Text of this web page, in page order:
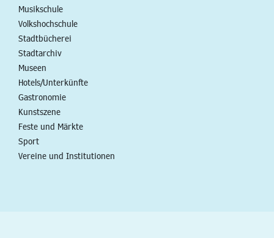
Musikschule
Volkshochschule
Stadtbücherei
Stadtarchiv
Museen
Hotels/Unterkünfte
Gastronomie
Kunstszene
Feste und Märkte
Sport
Vereine und Institutionen